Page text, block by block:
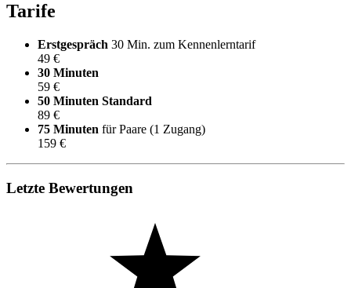
Tarife
Erstgespräch 30 Min. zum Kennenlerntarif
49 €
30 Minuten
59 €
50 Minuten Standard
89 €
75 Minuten für Paare (1 Zugang)
159 €
Letzte Bewertungen